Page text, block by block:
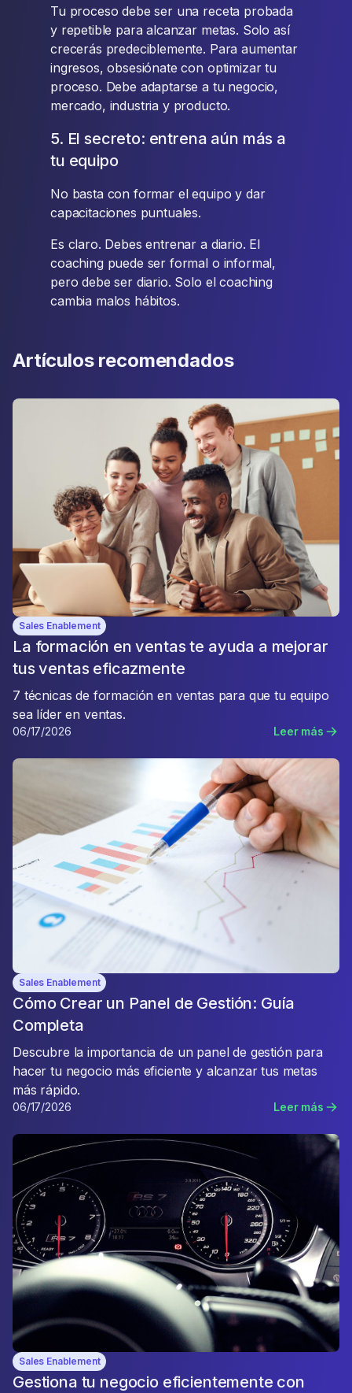
Tu proceso debe ser una receta probada
y repetible para alcanzar metas. Solo así
crecerás predeciblemente. Para aumentar
ingresos, obsesiónate con optimizar tu
proceso. Debe adaptarse a tu negocio,
mercado, industria y producto.
5. El secreto: entrena aún más a
tu equipo
No basta con formar el equipo y dar
capacitaciones puntuales.
Es claro. Debes entrenar a diario. El
coaching puede ser formal o informal,
pero debe ser diario. Solo el coaching
cambia malos hábitos.
Artículos recomendados
Sales Enablement
La formación en ventas te ayuda a mejorar
tus ventas eficazmente
7 técnicas de formación en ventas para que tu equipo
sea líder en ventas.
06/17/2026 Leer más
Sales Enablement
Cómo Crear un Panel de Gestión: Guía
Completa
Descubre la importancia de un panel de gestión para
hacer tu negocio más eficiente y alcanzar tus metas
más rápido.
06/17/2026 Leer más
Sales Enablement
Gestiona tu negocio eficientemente con